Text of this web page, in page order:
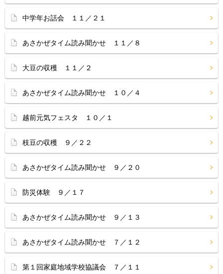
中学年お話会 １１／２１
あさかぜタイム読み聞かせ １１／８
大豆の収穫 １１／２
あさかぜタイム読み聞かせ １０／４
越前元気フェスタ １０／１
枝豆の収穫 ９／２２
あさかぜタイム読み聞かせ ９／２０
防災体験 ９／１７
あさかぜタイム読み聞かせ ９／１３
あさかぜタイム読み聞かせ ７／１２
第１回家庭地域学校協議会 ７／１１